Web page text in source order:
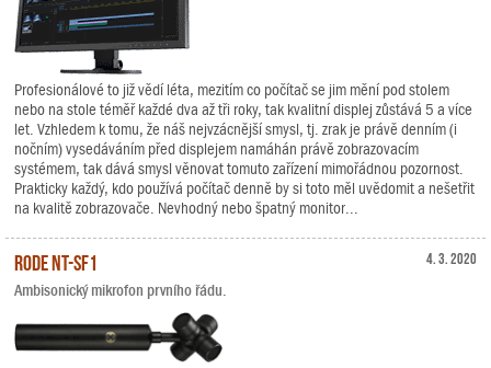
Profesionálové to již vědí léta, mezitím co počítač se jim mění pod stolem
nebo na stole téměř každé dva až tři roky, tak kvalitní displej zůstává 5 a více
let. Vzhledem k tomu, že náš nejvzácnější smysl, tj. zrak je právě denním (i
nočním) vysedáváním před displejem namáhán právě zobrazovacím
systémem, tak dává smysl věnovat tomuto zařízení mimořádnou pozornost.
Prakticky každý, kdo používá počítač denně by si toto měl uvědomit a nešetřit
na kvalitě zobrazovače. Nevhodný nebo špatný monitor...
4. 3. 2020
RODE NT-SF1
Ambisonický mikrofon prvního řádu.